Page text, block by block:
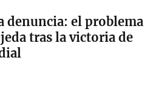
denuncia: el problema
tras la victoria de